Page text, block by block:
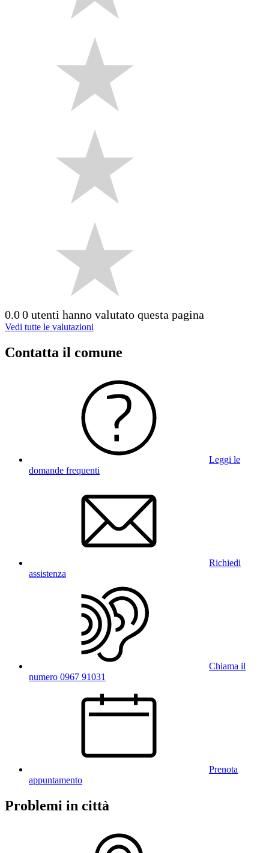
0.00 utenti hanno valutato questa pagina
Vedi tutte le valutazioni
Contatta il comune
Leggi le
domande frequenti
Richiedi
assistenza
Chiama il
numero 0967 91031
Prenota
appuntamento
Problemi in città